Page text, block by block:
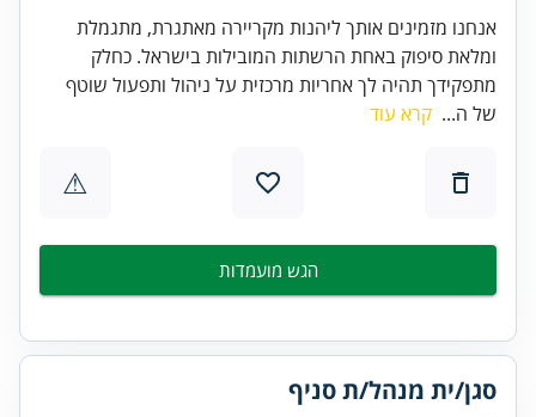
אנחנו מזמינים אותך ליהנות מקריירה מאתגרת, מתגמלת
ומלאת סיפוק באחת הרשתות המובילות בישראל. כחלק
מתפקידך תהיה לך אחריות מרכזית על ניהול ותפעול שוטף
של ה... קרא עוד
⚠
הגש מועמדות
סגן/ית מנהל/ת סניף